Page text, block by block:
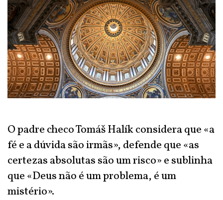
O padre checo Tomáš Halík considera que «a
fé e a dúvida são irmãs», defende que «as
certezas absolutas são um risco» e sublinha
que «Deus não é um problema, é um
mistério».